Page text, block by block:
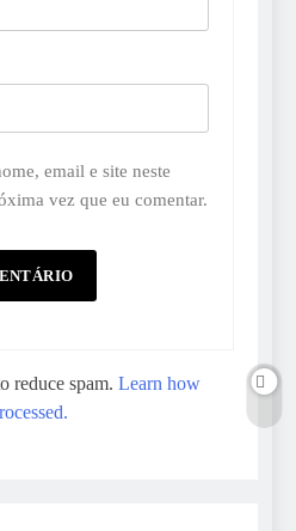
email e site neste
vez que eu comentar.
reduce spam. Learn how